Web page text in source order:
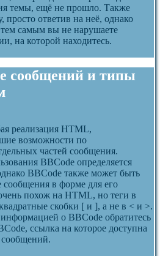
темы, ещё не прошло. Также
просто ответив на неё, однако
тем самым вы не нарушаете
на которой находитесь.
сообщений и типы
реализация HTML,
возможности по
частей сообщения.
BBCode определяется
BBCode также может быть
сообщения в форме для его
похож на HTML, но теги в
скобки [ и ], а не в < и >.
о BBCode обратитесь
ссылка на которое доступна